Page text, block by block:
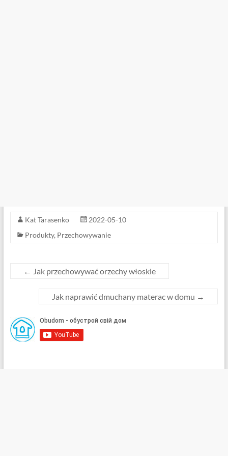
Kat Tarasenko
2022-05-10
Produkty, Przechowywanie
← Jak przechowywać orzechy włoskie
Jak naprawić dmuchany materac w domu →